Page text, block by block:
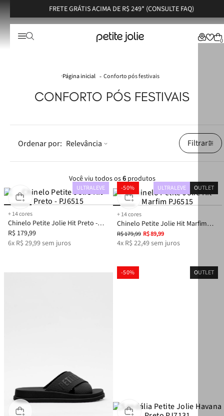
FRETE GRÁTIS ACIMA DE R$ 249* (CONSULTE FAQ)
0
Conforto pós festivais
CONFORTO PÓS FESTIVAIS
Relevância Filtrar
Você viu todos os6produtos
+14cores
Chinelo Petite Jolie Hit Preto -
PJ6515
R$ 179,99
6x R$ 29,99sem juros
ULTRALEVE -50%
+14cores
Chinelo Petite Jolie Hit Marfim
PJ6515
R$179,99 R$89,99
4x R$ 22,49sem juros
ULTRALEVE OUTLET
-50% OUTLET